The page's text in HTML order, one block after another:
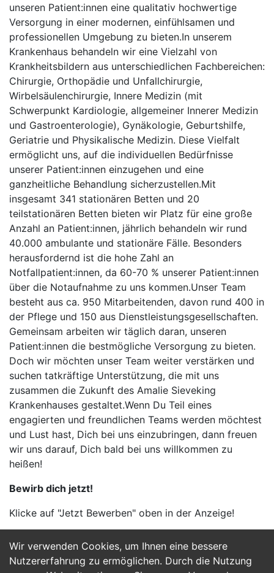
Wir verwenden Cookies, um Ihnen eine bessere
Nutzererfahrung zu ermöglichen. Durch die Nutzung
unseren Patient:innen eine qualitativ hochwertige
Versorgung in einer modernen, einfühlsamen und
professionellen Umgebung zu bieten.In unserem
Krankenhaus behandeln wir eine Vielzahl von
Krankheitsbildern aus unterschiedlichen Fachbereichen:
Chirurgie, Orthopädie und Unfallchirurgie,
Wirbelsäulenchirurgie, Innere Medizin (mit
Schwerpunkt Kardiologie, allgemeiner Innerer Medizin
und Gastroenterologie), Gynäkologie, Geburtshilfe,
Geriatrie und Physikalische Medizin. Diese Vielfalt
ermöglicht uns, auf die individuellen Bedürfnisse
unserer Patient:innen einzugehen und eine
ganzheitliche Behandlung sicherzustellen.Mit
insgesamt 341 stationären Betten und 20
teilstationären Betten bieten wir Platz für eine große
Anzahl an Patient:innen, jährlich behandeln wir rund
40.000 ambulante und stationäre Fälle. Besonders
herausfordernd ist die hohe Zahl an
Notfallpatient:innen, da 60-70 % unserer Patient:innen
über die Notaufnahme zu uns kommen.Unser Team
besteht aus ca. 950 Mitarbeitenden, davon rund 400 in
der Pflege und 150 aus Dienstleistungsgesellschaften.
Gemeinsam arbeiten wir täglich daran, unseren
Patient:innen die bestmögliche Versorgung zu bieten.
Doch wir möchten unser Team weiter verstärken und
suchen tatkräftige Unterstützung, die mit uns
zusammen die Zukunft des Amalie Sieveking
Krankenhauses gestaltet.Wenn Du Teil eines
engagierten und freundlichen Teams werden möchtest
und Lust hast, Dich bei uns einzubringen, dann freuen
wir uns darauf, Dich bald bei uns willkommen zu
heißen!
Bewirb dich jetzt!
Klicke auf "Jetzt Bewerben" oben in der Anzeige!
Jetzt Bewerben